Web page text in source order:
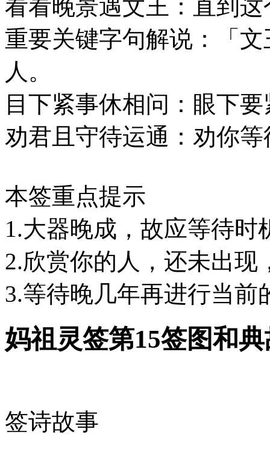
看看晚景遇文王：直到
重要关键字句解说：「
人。
目下紧事休相问：眼下
劝君且守待运通：劝你
本签重点提示
1.大器晚成，故应等待时
2.欣赏你的人，还未出现
3.等待晚几年再进行当前
妈祖灵签第15签图和
签诗故事